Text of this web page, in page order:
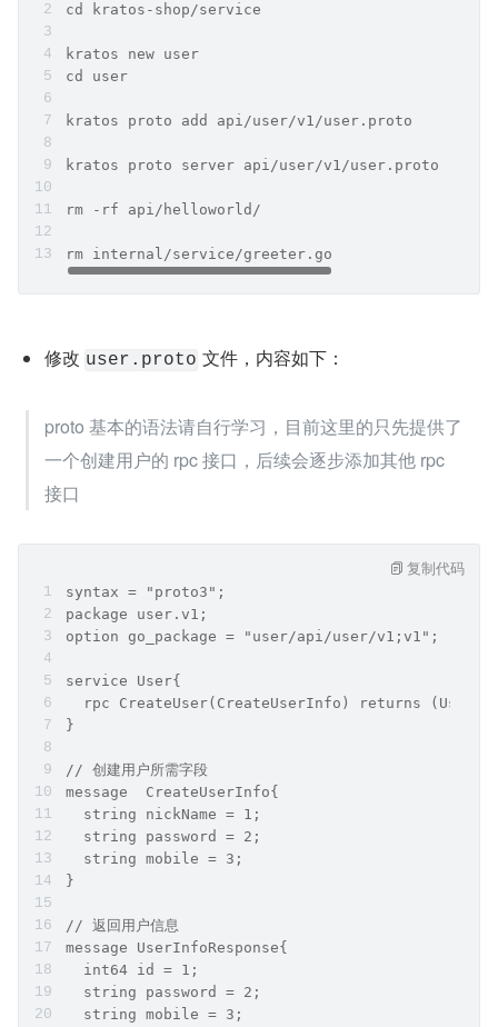
cd kratos-shop/service
kratos new user
cd user
kratos proto add api/user/v1/user.proto
kratos proto server api/user/v1/user.proto -t
rm -rf api/helloworld/
rm internal/service/greeter.go
修改 user.proto 文件，内容如下：
proto 基本的语法请自行学习，目前这里的只先提供了
一个创建用户的 rpc 接口，后续会逐步添加其他 rpc
接口
syntax = "proto3";
package user.v1;
option go_package = "user/api/user/v1;v1";
service User{
rpc CreateUser(CreateUserInfo) returns
}
// 创建用户所需字段
message  CreateUserInfo{
  string nickName = 1;
  string password = 2;
  string mobile = 3;
}
// 返回用户信息
message UserInfoResponse{
  int64 id = 1;
  string password = 2;
  string mobile = 3;
复制代码